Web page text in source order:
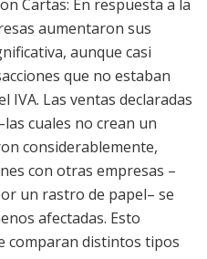
Cartas: En respuesta a la
aumentaron sus
aunque casi
que no estaban
IVA. Las ventas declaradas
cuales no crean un
considerablemente,
con otras empresas –
un rastro de papel– se
afectadas. Esto
comparan distintos tipos